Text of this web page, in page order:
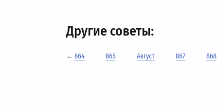
Другие советы:
←864 865 Август 867 868